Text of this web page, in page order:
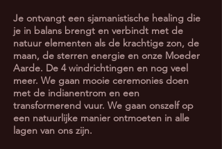
Je ontvangt een sjamanistische healing die
je in balans brengt en verbindt met de
natuur elementen als de krachtige zon, de
maan, de sterren energie en onze Moeder
Aarde. De 4 windrichtingen en nog veel
meer. We gaan mooie ceremonies doen
met de indianentrom en een
transformerend vuur. We gaan onszelf op
een natuurlijke manier ontmoeten in alle
lagen van ons zijn.